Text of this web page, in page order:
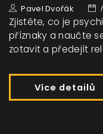
Pavel Dvořák
Zjistěte, co je
příznaky a naučte
zotavit a předejít
Více detailů